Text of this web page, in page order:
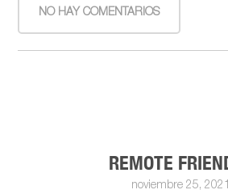
NO HAY COMENTARIOS
REMOTE
noviembre 25, 2021